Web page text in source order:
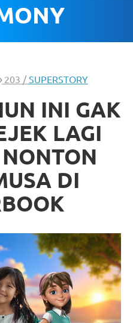
203 /SUPERSTORY
INI GAK
LAGI
DI